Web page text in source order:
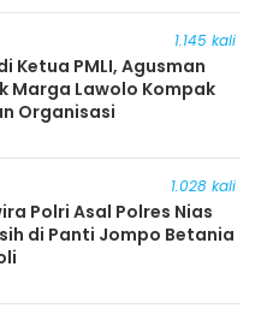
1.145 kali
Ketua PMLI, Agusman
Marga Lawolo Kompak
Organisasi
1.028 kali
Polri Asal Polres Nias
di Panti Jompo Betania